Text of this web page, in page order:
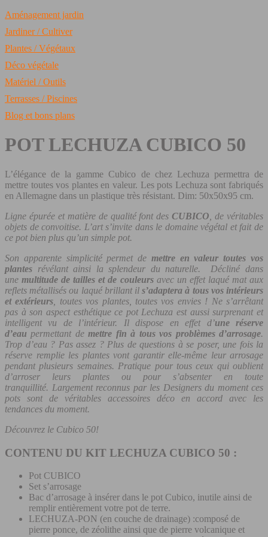
Aménagement jardin
Jardiner / Cultiver
Plantes / Végétaux
Déco végétale
Matériel / Outils
Terrasses / Piscines
Blog et bons plans
POT LECHUZA CUBICO 50
L’élégance de la gamme Cubico de chez Lechuza permettra de
mettre toutes vos plantes en valeur. Les pots Lechuza sont fabriqués
en Allemagne dans un plastique très résistant. Dim: 50x50x95 cm.
Ligne épurée et matière de qualité font des CUBICO , de véritables
objets de convoitise. L’art s’invite dans le domaine végétal et fait de
ce pot bien plus qu’un simple pot.
Son apparente simplicité permet de mettre en valeur toutes vos
plantes révélant ainsi la splendeur du naturelle. Décliné dans
unemultitude de tailles et de couleurs avec un effet laqué mat aux
reflets métallisés ou laqué brillant ils’adaptera à tous vos intérieurs
et extérieurs , toutes vos plantes, toutes vos envies ! Ne s’arrêtant
pas à son aspect esthétique ce pot Lechuza est aussi surprenant et
intelligent vu de l’intérieur. Il dispose en effet d’une réserve
d’eau permettant demettre fin à tous vos problèmes d’arrosage.
Trop d’eau ? Pas assez ? Plus de questions à se poser, une fois la
réserve remplie les plantes vont garantir elle-même leur arrosage
pendant plusieurs semaines. Pratique pour tous ceux qui oublient
d’arroser leurs plantes ou pour s’absenter en toute
tranquillité. Largement reconnus par les Designers du moment ces
pots sont de véritables accessoires déco en accord avec les
tendances du moment.
Découvrez le Cubico 50!
CONTENU DU KIT LECHUZA CUBICO 50 :
Pot CUBICO
Set s’arrosage
Bac d’arrosage à insérer dans le pot Cubico, inutile ainsi de
remplir entièrement votre pot de terre.
LECHUZA-PON (en couche de drainage) :composé de
pierre ponce, de zéolithe ainsi que de pierre volcanique et